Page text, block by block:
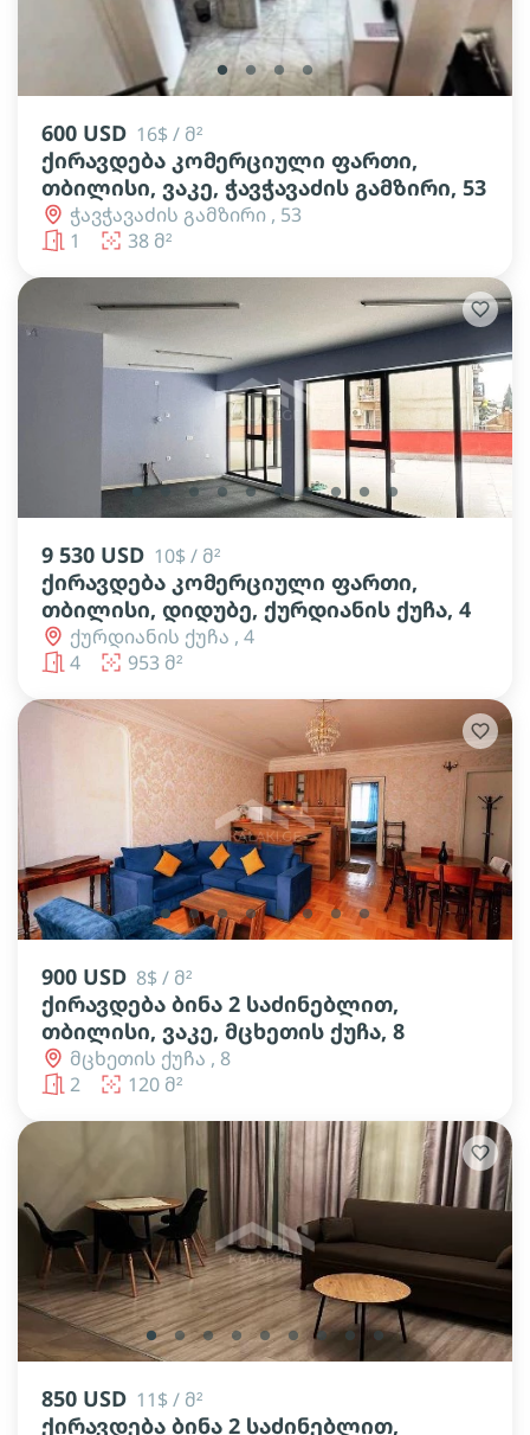
lens lens lens lens
600 USD 16$ / მ²
ქირავდება კომერციული ფართი,
თბილისი, ვაკე, ჭავჭავაძის გამზირი, 53
ჭავჭავაძის გამზირი , 53
1
38 მ²
lens lens lens lens lens lens lens lens lens
9 530 USD 10$ / მ²
ქირავდება კომერციული ფართი,
თბილისი, დიდუბე, ქურდიანის ქუჩა, 4
ქურდიანის ქუჩა , 4
4
953 მ²
lens lens lens lens lens lens lens lens
900 USD 8$ / მ²
ქირავდება ბინა 2 საძინებლით,
თბილისი, ვაკე, მცხეთის ქუჩა, 8
მცხეთის ქუჩა , 8
2
120 მ²
lens lens lens lens lens lens lens lens
850 USD 11$ / მ²
ქირავდება ბინა 2 საძინებლით,